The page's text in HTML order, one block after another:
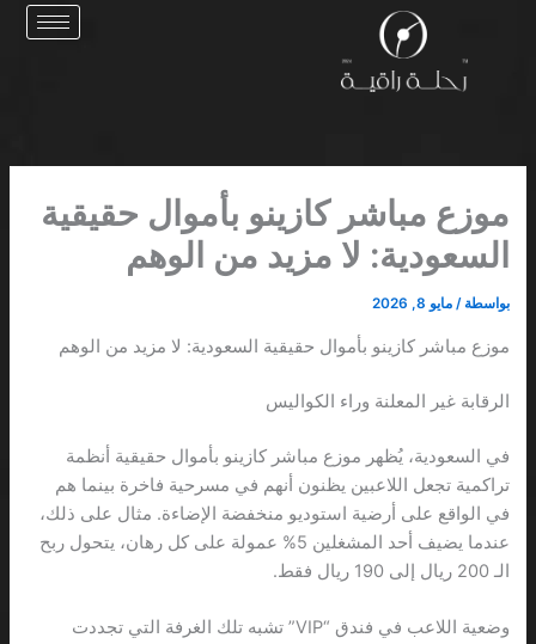
موزع مباشر كازينو بأموال حقيقية
السعودية: لا مزيد من الوهم
بواسطة /مايو 8, 2026
موزع مباشر كازينو بأموال حقيقية السعودية: لا مزيد من الوهم
الرقابة غير المعلنة وراء الكواليس
في السعودية، يُظهر موزع مباشر كازينو بأموال حقيقية أنظمة
تراكمية تجعل اللاعبين يظنون أنهم في مسرحية فاخرة بينما هم
في الواقع على أرضية استوديو منخفضة الإضاءة. مثال على ذلك،
عندما يضيف أحد المشغلين 5% عمولة على كل رهان، يتحول ربح
الـ 200 ريال إلى 190 ريال فقط.
وضعية اللاعب في فندق “VIP” تشبه تلك الغرفة التي تجددت